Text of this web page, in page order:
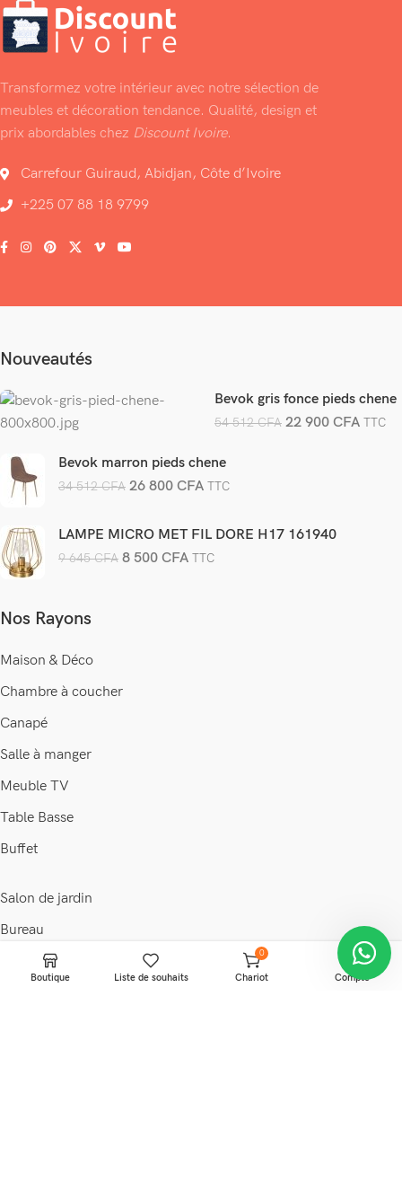
Transformez votre intérieur avec notre sélection de
meubles et décoration tendance. Qualité, design et
prix abordables chez Discount Ivoire.
Carrefour Guiraud, Abidjan, Côte d’Ivoire
+225 07 88 18 9799
Nouveautés
Bevok gris fonce pieds chene
54 512CFA 22 900 CFA TTC
Bevok marron pieds chene
34 512CFA 26 800CFA TTC
LAMPE MICRO MET FIL DORE H17 161940
9 645CFA 8 500CFA TTC
Nos Rayons
Maison & Déco
Chambre à coucher
Canapé
Salle à manger
Meuble TV
Table Basse
Buffet
Salon de jardin
Bureau
Boutique Liste de souhaits
0
Chariot Compte